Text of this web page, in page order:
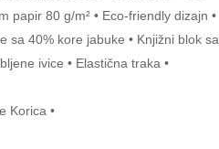
papir 80 g/m² • Eco-friendly dizajn •
sa 40% kore jabuke • Knjižni blok sa
ivice • Elastična traka •
Korica •